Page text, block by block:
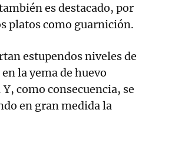
es destacado, por
platos como guarnición.
estupendos niveles de
la yema de huevo
como consecuencia, se
en gran medida la